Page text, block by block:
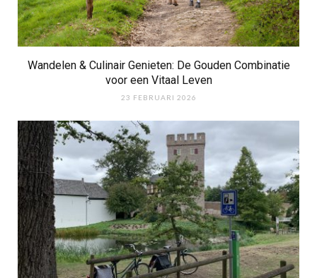
Wandelen & Culinair Genieten: De Gouden Combinatie
voor een Vitaal Leven
23 FEBRUARI 2026